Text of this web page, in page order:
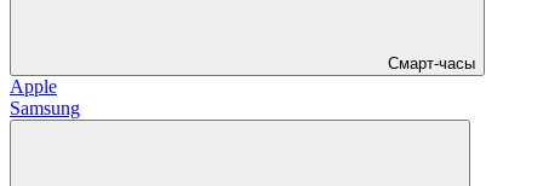
Смарт-часы
Apple
Samsung